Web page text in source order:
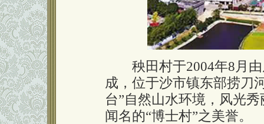
秧田村于2004年8月由
成，位于沙市镇东部捞刀
台”自然山水环境，风光
闻名的“博士村”之美誉。